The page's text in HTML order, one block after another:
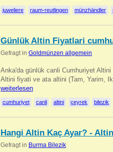
juweliere raum-reutlingen münzhändler
Günlük Altin Fiyatlari
Gefragt in Goldmünzen allgemein
Anka'da günlük canli Cumhuriyet
Altini fiyati ve ata altini (Tam, Yarim,
weiterlesen
cumhuriyet canli altini çeyrek bilezik
Hangi Altin Kaç Ayar? -
Gefragt in Burma Bilezik